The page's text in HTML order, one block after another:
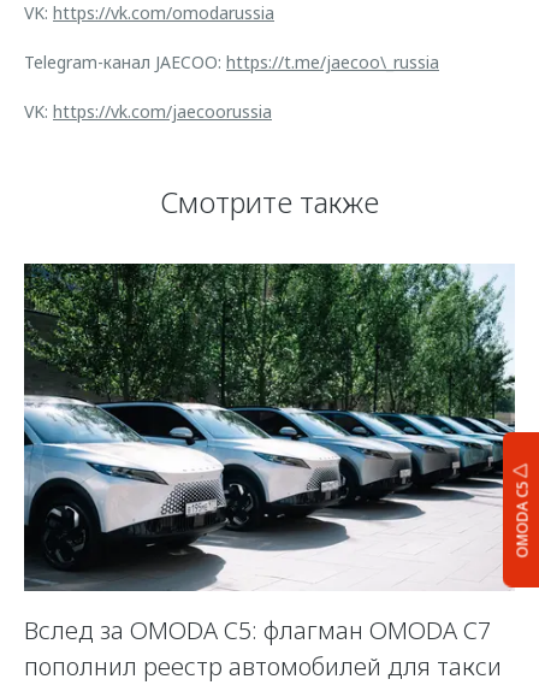
OMODA C5
VK: https://vk.com/omodarussia
Telegram-канал JAECOO: https://t.me/jaecoo\_russia
VK: https://vk.com/jaecoorussia
Смотрите также
Вслед за OMODA C5: флагман OMODA C7
пополнил реестр автомобилей для такси